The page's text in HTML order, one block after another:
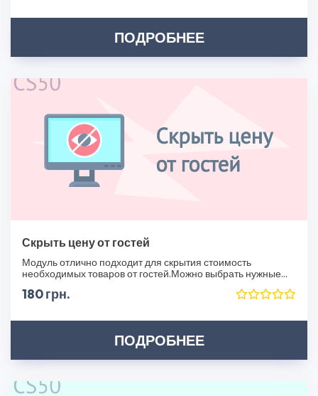
ПОДРОБНЕЕ
Скрыть цену от гостей
Модуль отлично подходит для скрытия стоимость
необходимых товаров от гостей.Можно выбрать нужные
180 грн.
ПОДРОБНЕЕ